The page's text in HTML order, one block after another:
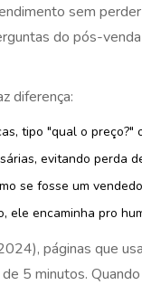
sem
do pós-
diferença:
tipo "qual o preço?"
evitando perda
se fosse um
ele encaminha pro
páginas que
5 minutos.